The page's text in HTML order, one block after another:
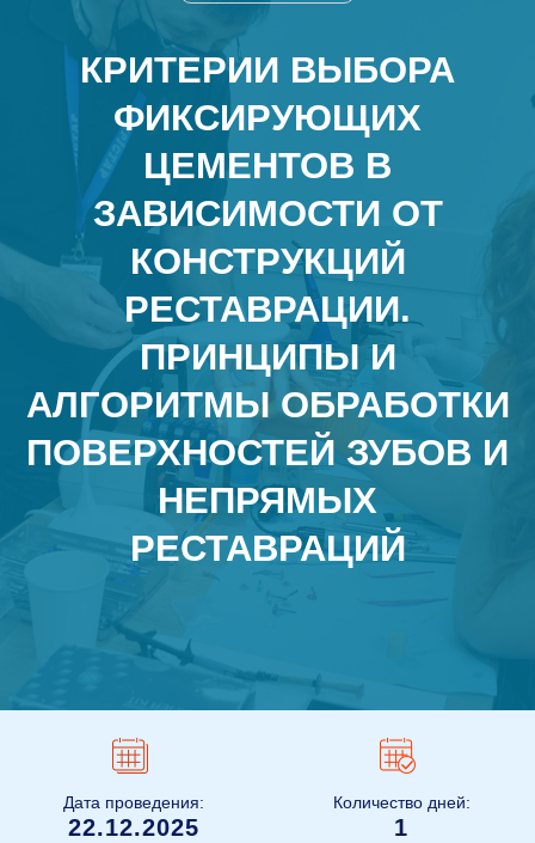
КРИТЕРИИ ВЫБОРА
ФИКСИРУЮЩИХ
ЦЕМЕНТОВ В
ЗАВИСИМОСТИ ОТ
КОНСТРУКЦИЙ
РЕСТАВРАЦИИ.
ПРИНЦИПЫ И
АЛГОРИТМЫ ОБРАБОТКИ
ПОВЕРХНОСТЕЙ ЗУБОВ И
НЕПРЯМЫХ
РЕСТАВРАЦИЙ
Дата проведения:
22.12.2025
Количество дней:
1